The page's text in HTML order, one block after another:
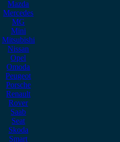
Mazda
Mercedes
MG
Mini
Mitsubishi
Nissan
Opel
Omoda
Peugeot
Porsche
Renault
Rover
Saab
Seat
Skoda
Smart